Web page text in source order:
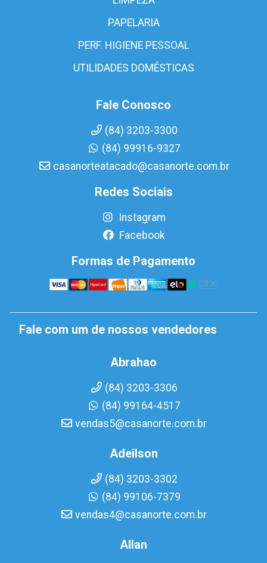
PAPELARIA
PERF. HIGIENE PESSOAL
UTILIDADES DOMÉSTICAS
Fale Conosco
(84) 3203-3300
(84) 99916-9327
casanorteatacado@casanorte.com.br
Redes Sociais
Instagram
Facebook
Formas de Pagamento
Fale com um de nossos vendedores
Abrahao
(84) 3203-3306
(84) 99164-4517
vendas5@casanorte.com.br
Adeilson
(84) 3203-3302
(84) 99106-7379
vendas4@casanorte.com.br
Allan